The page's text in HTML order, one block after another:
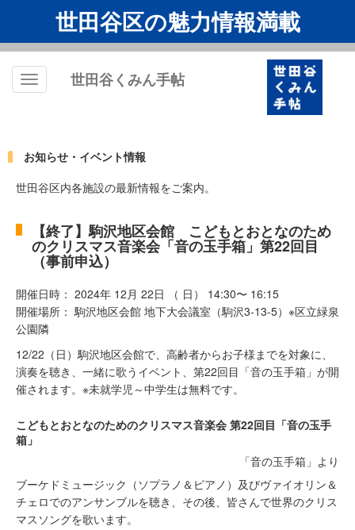
世田谷区の魅力情報満載
Toggle
世田谷くみん手帖
お知らせ・イベント情報
世田谷区内各施設の最新情報をご案内。
【終了】駒沢地区会館 こどもとおとなのため
のクリスマス音楽会「音の玉手箱」第22回目
（事前申込）
開催日時： 2024年 12月 22日 （ 日） 14:30〜 16:15
開催場所： 駒沢地区会館 地下大会議室（駒沢3-13-5）※区立緑泉
公園隣
12/22（日）駒沢地区会館で、高齢者からお子様までを対象に、
演奏を聴き、一緒に歌うイベント、第22回目「音の玉手箱」が開
催されます。※未就学児～中学生は無料です。
こどもとおとなのためのクリスマス音楽会 第22回目「音の玉手
箱」
「音の玉手箱」より
ブーケドミュージック（ソプラノ＆ピアノ）及びヴァイオリン＆
チェロでのアンサンブルを聴き、その後、皆さんで世界のクリス
マスソングを歌います。